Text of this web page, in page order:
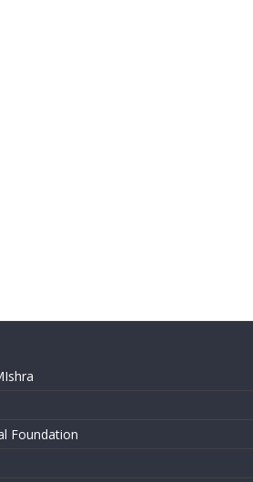
Foundation